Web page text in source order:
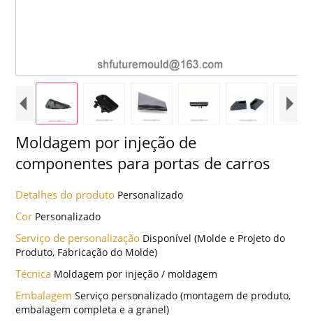
Moldagem por injeção de
componentes para portas de carros
Detalhes do produto Personalizado
Cor Personalizado
Serviço de personalização Disponível (Molde e Projeto do
Produto, Fabricação do Molde)
Técnica Moldagem por injeção / moldagem
EmbalagemServiço personalizado (montagem de produto,
embalagem completa e a granel)